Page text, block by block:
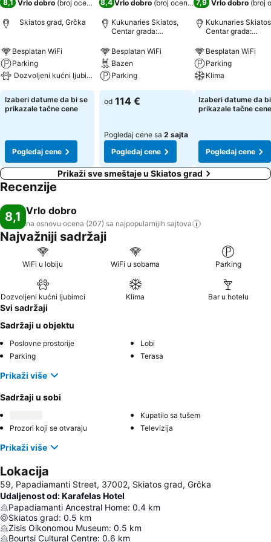
8,1 Vrlo dobro (broj ocena: 207)
Skiatos grad, Grčka
Besplatan WiFi
Parking
Dozvoljeni kućni ljubimci
Izaberi datume da bi se
prikazale tačne cene
Pogledaj cene
8,4Vrlo dobro (broj ocena: 4.506)
Kukunaries Skiatos,
Centar grada:
Besplatan WiFi
Bazen
Parking
od 114 €
Pogledaj cene sa 2 sajta
Pogledaj cene
7,9 Vrlo dobro (broj
Kukunaries
Centar grada:
Besplatan WiFi
Parking
Klima
Izaberi datume da
prikazale tačne cene
Pogledaj cene
Prikaži sve smeštaje u Skiatos grad
Recenzije
8,1 Vrlo dobro
na osnovu ocena (207) sa najpopularnijih sajtova
Najvažniji sadržaji
WiFi u lobiju WiFi u sobama Parking
Dozvoljeni kućni ljubimci Klima Bar u hotelu
Svi sadržaji
Sadržaji u objektu
Poslovne prostorije
Lobi
Parking
Terasa
Prikaži više
Sadržaji u sobi
Kupatilo sa tušem
Prozori koji se otvaraju
Televizija
Prikaži više
Lokacija
59, Papadiamanti Street, 37002, Skiatos grad, Grčka
Udaljenost od: Karafelas Hotel
Papadiamanti Ancestral Home: 0.4 km
Skiatos grad: 0.5 km
Zisis Oikonomou Museum: 0.5 km
Bourtsi Cultural Centre: 0.6 km